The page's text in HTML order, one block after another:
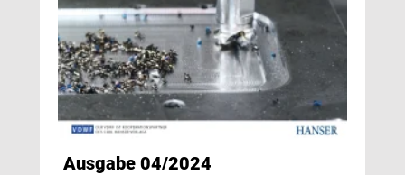
Ausgabe 04/2024